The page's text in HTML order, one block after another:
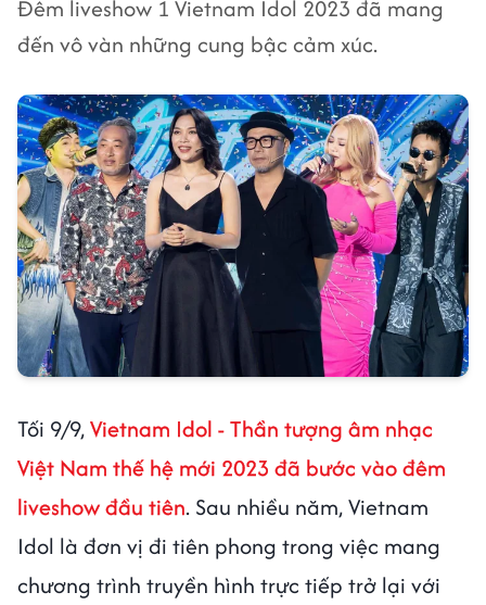
Đêm liveshow 1 Vietnam Idol 2023 đã mang
đến vô vàn những cung bậc cảm xúc.
Tối 9/9,Vietnam Idol - Thần tượng âm nhạc
Việt Nam thế hệ mới 2023 đã bước vào đêm
liveshow đầu tiên. Sau nhiều năm, Vietnam
Idol là đơn vị đi tiên phong trong việc mang
chương trình truyền hình trực tiếp trở lại với